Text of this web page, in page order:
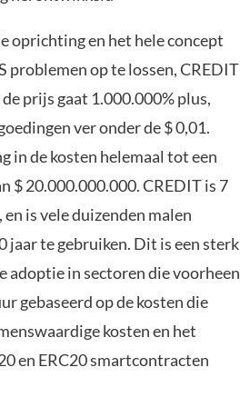
oprichting en het hele concept
problemen op te lossen, CREDIT
prijs gaat 1.000.000% plus,
ver onder de $ 0,01.
in de kosten helemaal tot een
$ 20.000.000.000. CREDIT is 7
is vele duizenden malen
jaar te gebruiken. Dit is een sterk
adoptie in sectoren die voorheen
gebaseerd op de kosten die
kosten en het
en ERC20 smartcontracten